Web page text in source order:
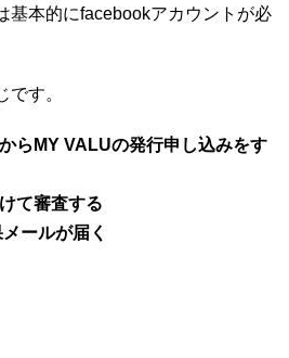
基本的にfacebookアカウントが必
す。
らMY VALUの発行申し込みをす
て審査する
ールが届く